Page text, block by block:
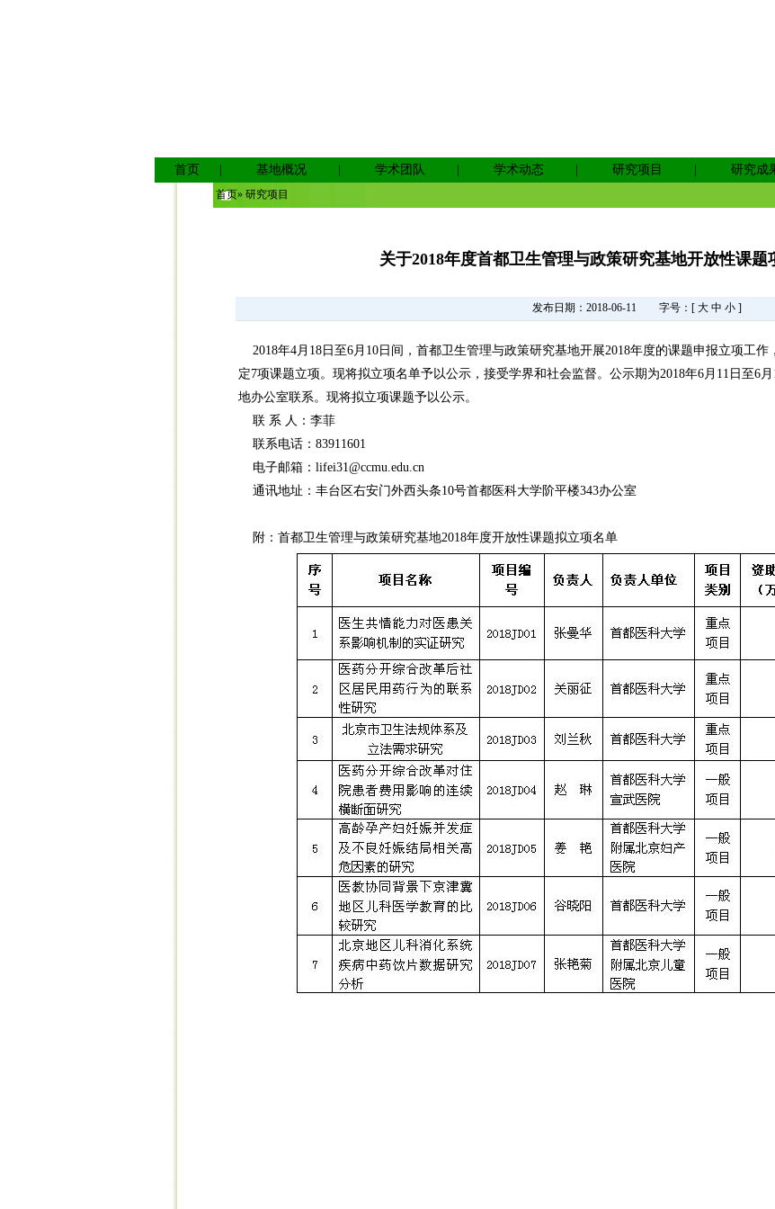
首页 基地概况 学术团队 学术动态 研究项目 研究成
首页» 研究项目
关于2018年度首都卫生管理与政策研究基地开放性课题
发布日期：2018-06-11 字号：[ 大 中 小 ]
2018年4月18日至6月10日间，首都卫生管理与政策研究基地开展2018年度的课题申报立项工
定7项课题立项。现将拟立项名单予以公示，接受学界和社会监督。公示期为2018年6月11日至6
地办公室联系。现将拟立项课题予以公示。
联 系 人：李菲
联系电话：83911601
电子邮箱：lifei31@ccmu.edu.cn
通讯地址：丰台区右安门外西头条10号首都医科大学阶平楼343办公室
附：首都卫生管理与政策研究基地2018年度开放性课题拟立项名单